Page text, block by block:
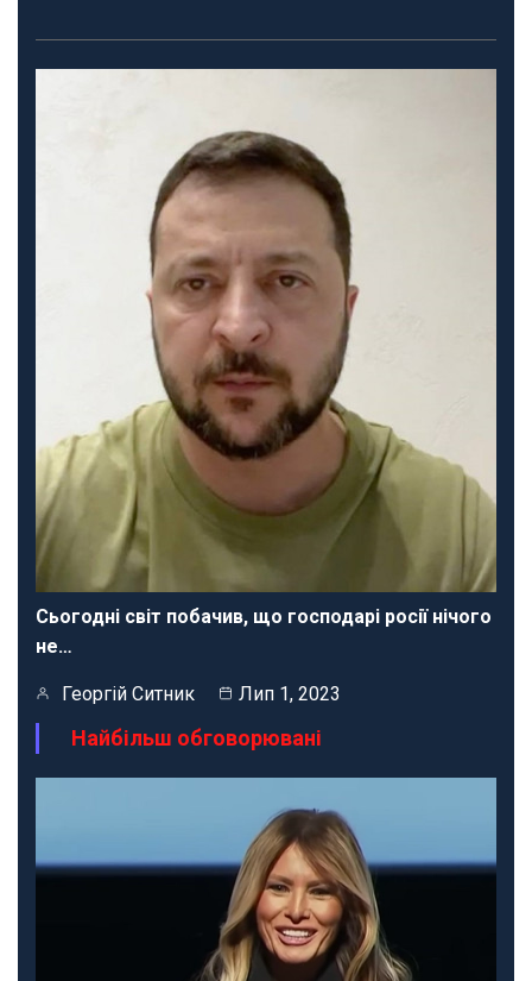
Сьогодні світ побачив, що господарі росії нічого
не…
Георгій Ситник Лип 1, 2023
Найбільш обговорювані